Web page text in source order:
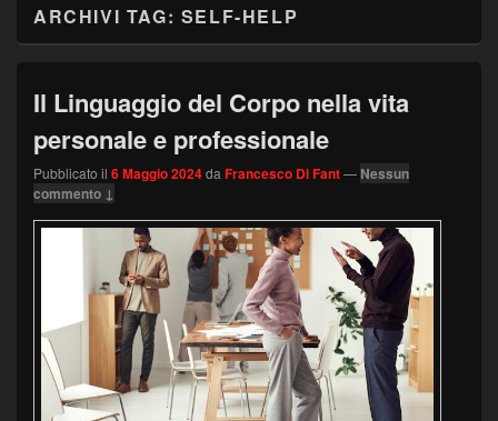
ARCHIVI TAG: SELF-HELP
Il Linguaggio del Corpo nella vita
personale e professionale
Pubblicato il 6 Maggio 2024da Francesco Di Fant— Nessun
commento ↓